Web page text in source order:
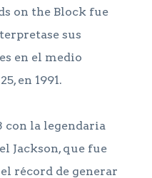
on the Block fue
sus
en el medio
en 1991.
con la legendaria
Jackson, que fue
récord de generar